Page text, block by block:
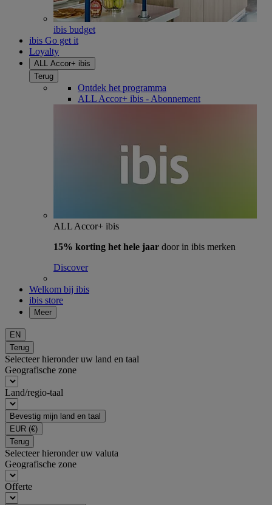
ibis budget
ibis Go get it
Loyalty
ALL Accor+ ibis
Terug
Ontdek het programma
ALL Accor+ ibis - Abonnement
ALL Accor+ ibis
15% korting het hele jaar door in ibis merken
Discover
Welkom bij ibis
ibis store
Meer
EN
Terug
Selecteer hieronder uw land en taal
Geografische zone
Land/regio-taal
Bevestig mijn land en taal
EUR (€)
Terug
Selecteer hieronder uw valuta
Geografische zone
Offerte